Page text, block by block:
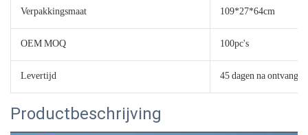
Verpakkingsmaat 109*27*64cm
OEM MOQ 100pc's
Levertijd 45 dagen na
Productbeschrijving